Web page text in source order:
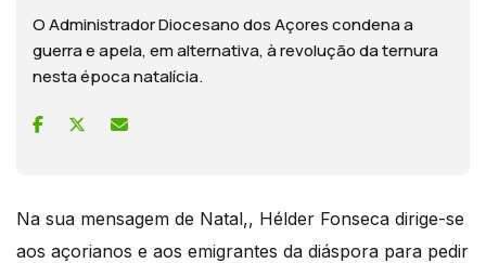
O Administrador Diocesano dos Açores condena a
guerra e apela, em alternativa, à revolução da ternura
nesta época natalícia.
Na sua mensagem de Natal,, Hélder Fonseca dirige-se
aos açorianos e aos emigrantes da diáspora para pedir